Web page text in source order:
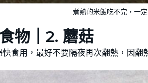
煮熟的米飯吃不完，一
物｜2. 蘑菇
食用，最好不要隔夜再次翻熱，因翻